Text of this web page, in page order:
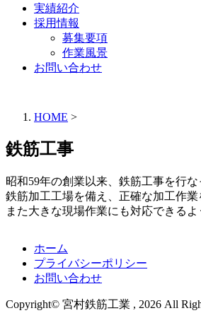
実績紹介
採用情報
募集要項
作業風景
お問い合わせ
HOME >
鉄筋工事
昭和59年の創業以来、鉄筋工事を行な
鉄筋加工工場を備え、正確な加工作
また大きな現場作業にも対応できる
ホーム
プライバシーポリシー
お問い合わせ
Copyright© 宮村鉄筋工業 , 2026 All